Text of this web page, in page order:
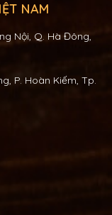
NAM
Nội, Q. Hà Đông,
P. Hoàn Kiếm, Tp.